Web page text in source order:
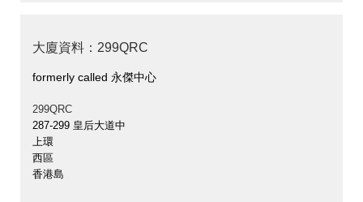
大廈資料：299QRC
formerly called 永傑中心
299QRC
287-299 皇后大道中
上環
西區
香港島